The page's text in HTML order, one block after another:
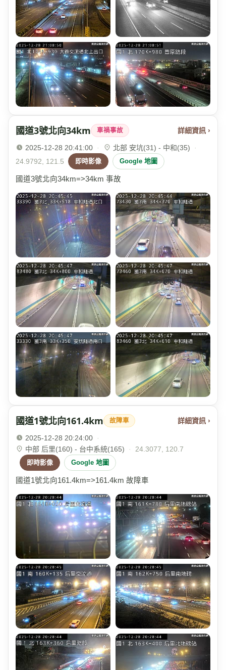
國道3號北向34km 車禍事故 詳細資訊 ›
2025-12-28 20:41:00 · 北部 安坑(31) - 中和(35)
·
24.9792, 121.5
即時影像 Google 地圖
國道3號北向34km=>34km 事故
國道1號北向161.4km 故障車 詳細資訊 ›
2025-12-28 20:24:00
·
中部 后里(160) - 台中系統(165)
· 24.3077, 120.7
即時影像 Google 地圖
國道1號北向161.4km=>161.4km 故障車